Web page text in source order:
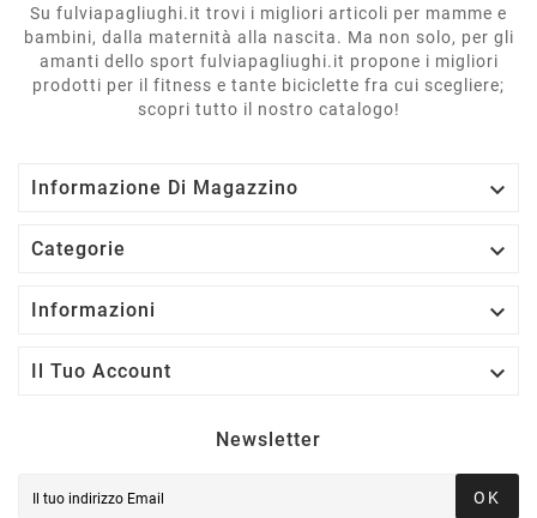
Su fulviapagliughi.it trovi i migliori articoli per mamme e
bambini, dalla maternità alla nascita. Ma non solo, per gli
amanti dello sport fulviapagliughi.it propone i migliori
prodotti per il fitness e tante biciclette fra cui scegliere;
scopri tutto il nostro catalogo!
Informazione Di Magazzino 
Categorie 
Informazioni 
Il Tuo Account 
Newsletter
OK